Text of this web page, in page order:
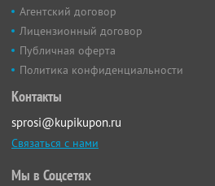
Агентский договор
Лицензионный договор
Публичная оферта
Политика конфиденциальности
Контакты
sprosi@kupikupon.ru
Связаться с нами
Мы в Соцсетях